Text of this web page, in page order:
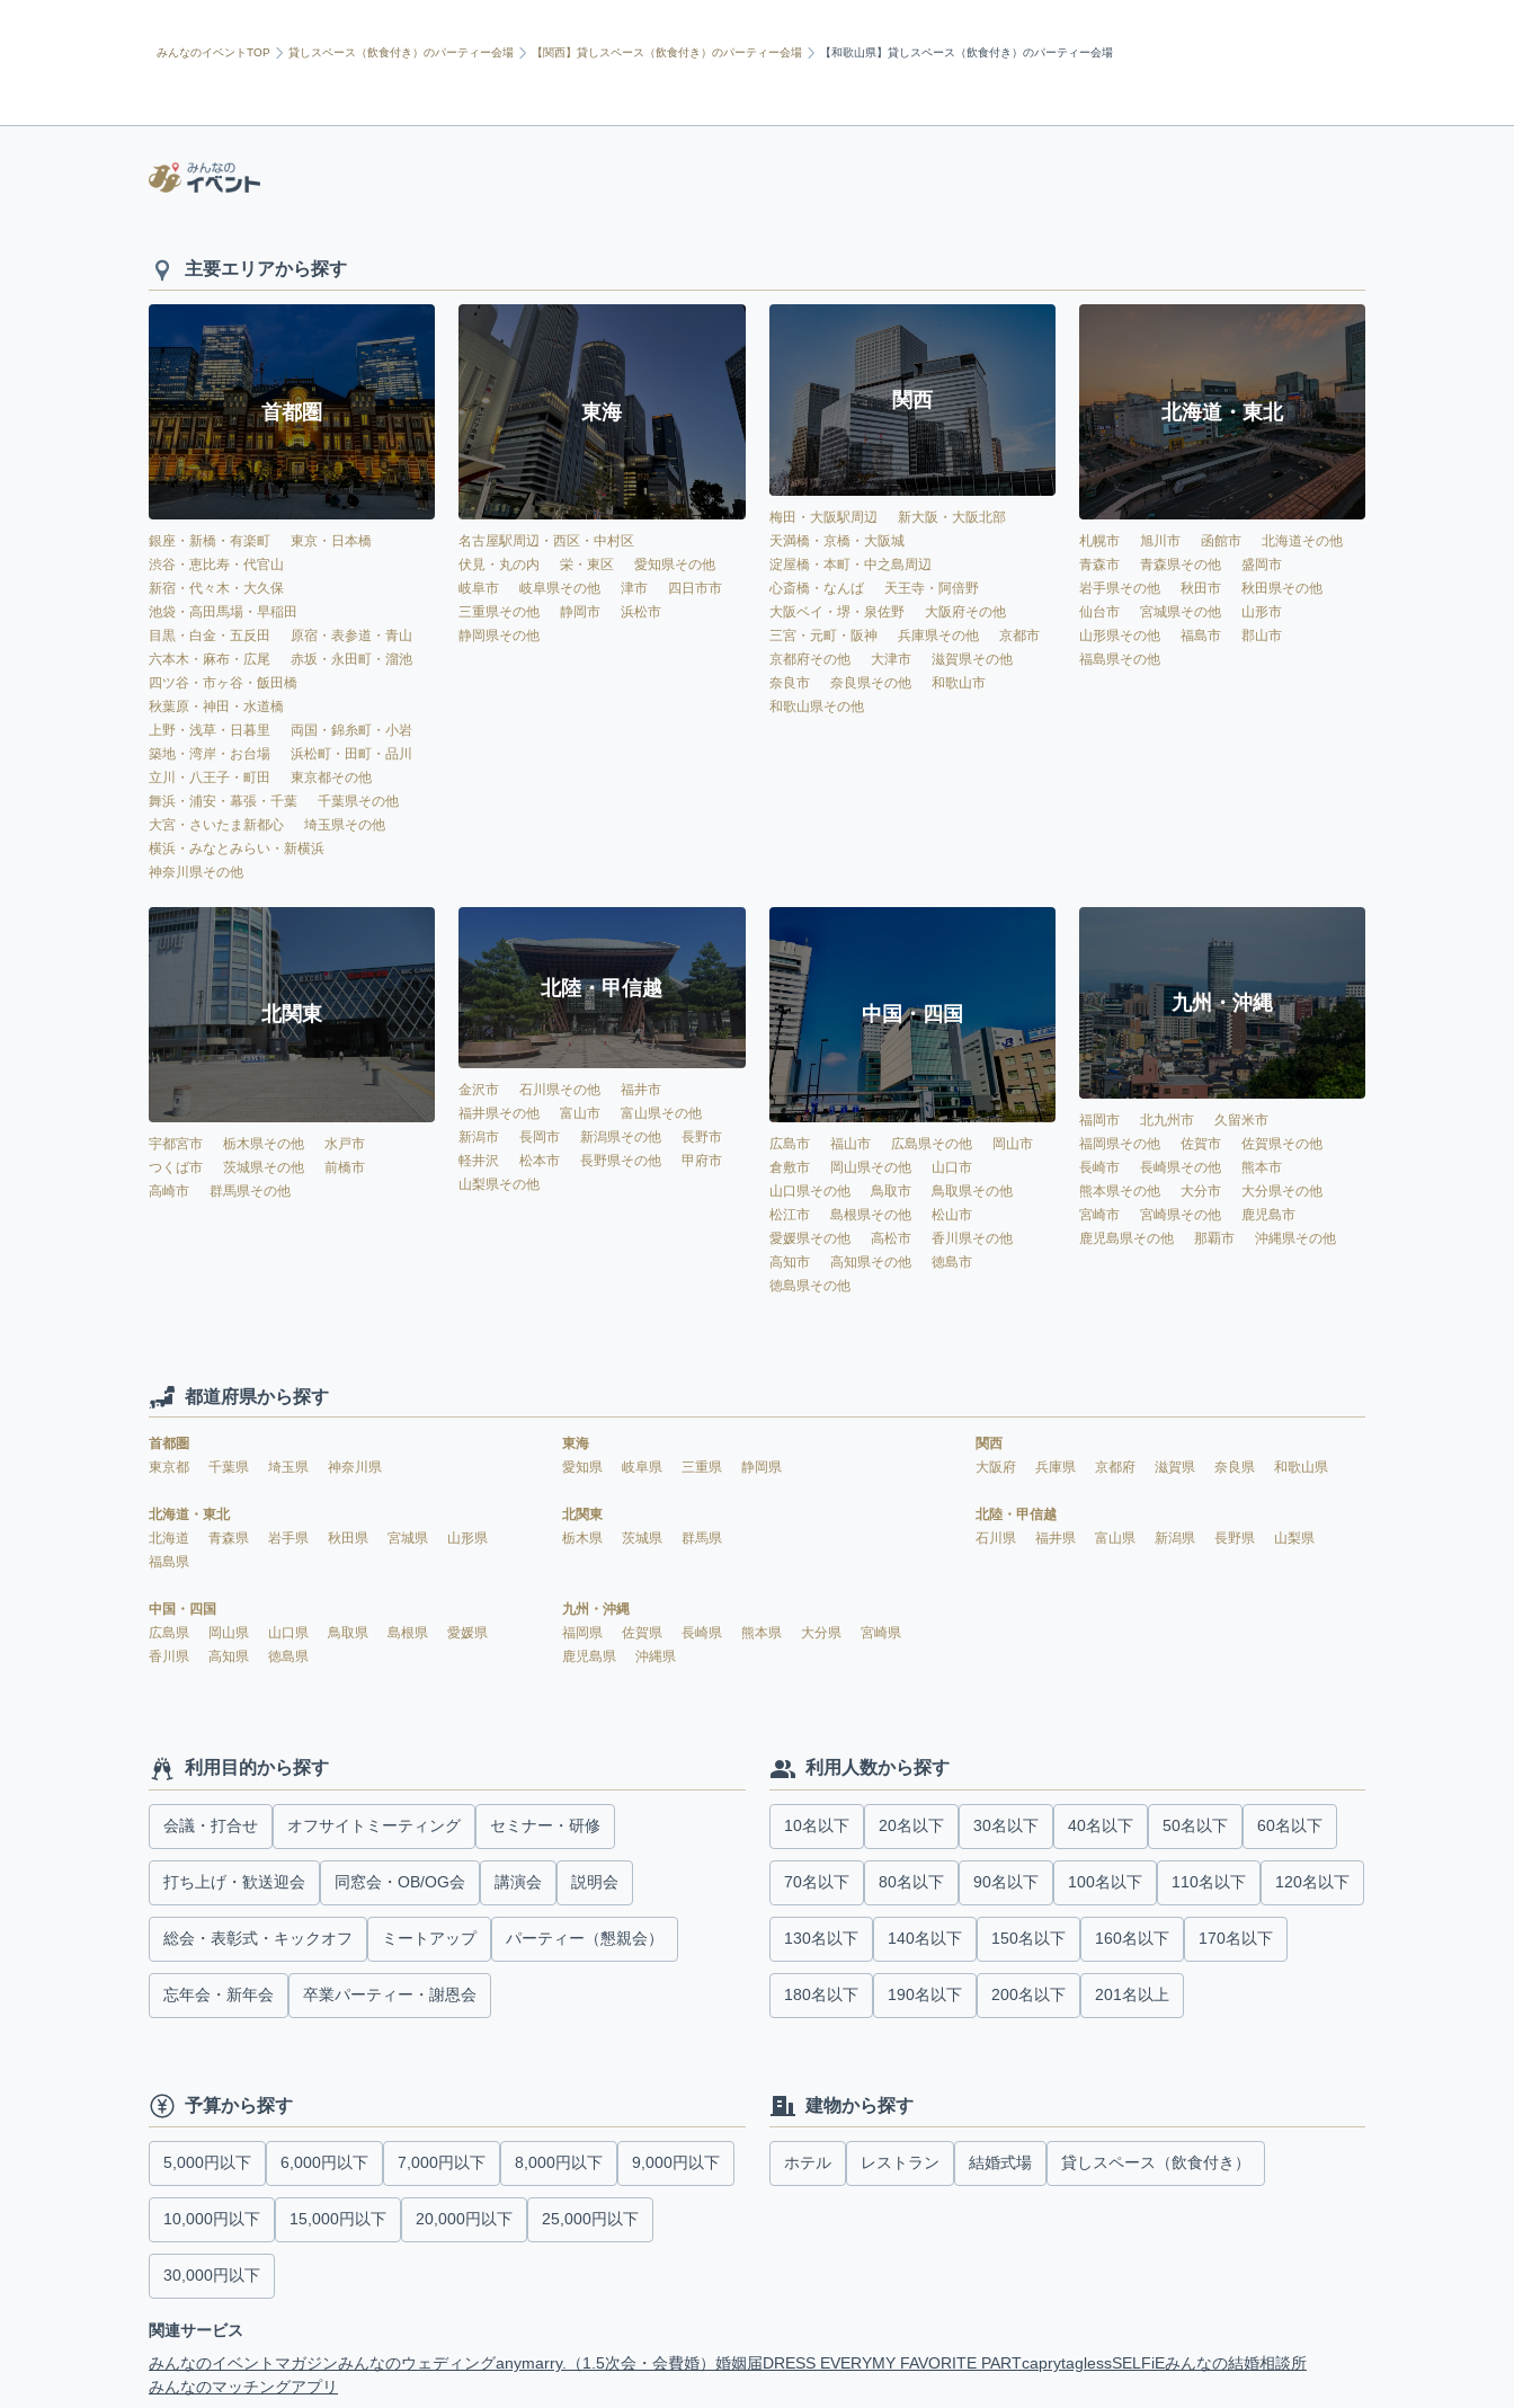
みんなのイベントTOP 貸しスペース（飲食付き）のパーティー会場 【関西】貸しスペース（飲食付き）のパーティー会場 【和歌山県】貸しスペース（飲食付き）のパーティー会場
主要エリアから探す
首都圏
銀座・新橋・有楽町
東京・日本橋
渋谷・恵比寿・代官山
新宿・代々木・大久保
池袋・高田馬場・早稲田
目黒・白金・五反田
原宿・表参道・青山
六本木・麻布・広尾
赤坂・永田町・溜池
四ツ谷・市ヶ谷・飯田橋
秋葉原・神田・水道橋
上野・浅草・日暮里
両国・錦糸町・小岩
築地・湾岸・お台場
浜松町・田町・品川
立川・八王子・町田
東京都その他
舞浜・浦安・幕張・千葉
千葉県その他
大宮・さいたま新都心
埼玉県その他
横浜・みなとみらい・新横浜
神奈川県その他
東海
名古屋駅周辺・西区・中村区
伏見・丸の内
栄・東区
愛知県その他
岐阜市
岐阜県その他 津市
四日市市
三重県その他
静岡市
浜松市
静岡県その他
関西
梅田・大阪駅周辺
新大阪・大阪北部
天満橋・京橋・大阪城
淀屋橋・本町・中之島周辺
心斎橋・なんば
天王寺・阿倍野
大阪ベイ・堺・泉佐野
大阪府その他
三宮・元町・阪神
兵庫県その他
京都市
京都府その他
大津市
滋賀県その他
奈良市
奈良県その他
和歌山市
和歌山県その他
北海道・東北
札幌市 旭川市 函館市
北海道その他
青森市
青森県その他
盛岡市
岩手県その他
秋田市
秋田県その他
仙台市
宮城県その他
山形市
山形県その他
福島市
郡山市
福島県その他
北関東
宇都宮市 栃木県その他
水戸市
つくば市
茨城県その他
前橋市
高崎市
群馬県その他
北陸・甲信越
金沢市 石川県その他
福井市
福井県その他
富山市
富山県その他
新潟市
長岡市 新潟県その他
長野市
軽井沢
松本市 長野県その他
甲府市
山梨県その他
中国・四国
広島市 福山市 広島県その他
岡山市
倉敷市
岡山県その他
山口市
山口県その他
鳥取市
鳥取県その他
松江市
島根県その他
松山市
愛媛県その他
高松市
香川県その他
高知市
高知県その他
徳島市
徳島県その他
九州・沖縄
福岡市 北九州市
久留米市
福岡県その他
佐賀市
佐賀県その他
長崎市
長崎県その他
熊本市
熊本県その他
大分市
大分県その他
宮崎市
宮崎県その他
鹿児島市
鹿児島県その他
那覇市 沖縄県その他
都道府県から探す
首都圏
東京都
千葉県 埼玉県 神奈川県
東海
愛知県
岐阜県 三重県 静岡県
関西
大阪府
兵庫県 京都府 滋賀県 奈良県 和歌山県
北海道・東北
北海道
青森県 岩手県 秋田県 宮城県
山形県
福島県
北関東
栃木県
茨城県 群馬県
北陸・甲信越
石川県
福井県 富山県 新潟県 長野県 山梨県
中国・四国
広島県
岡山県 山口県 鳥取県 島根県
愛媛県
香川県
高知県 徳島県
九州・沖縄
福岡県
佐賀県 長崎県 熊本県 大分県
宮崎県
鹿児島県
沖縄県
利用目的から探す
会議・打合せ オフサイトミーティング セミナー・研修
打ち上げ・歓送迎会 同窓会・OB/OG会 講演会 説明会
総会・表彰式・キックオフ ミートアップ パーティー（懇親会）
忘年会・新年会 卒業パーティー・謝恩会
利用人数から探す
10名以下 20名以下 30名以下 40名以下 50名以下 60名以下
70名以下 80名以下 90名以下 100名以下 110名以下 120名以下
130名以下 140名以下 150名以下 160名以下 170名以下
180名以下 190名以下 200名以下 201名以上
予算から探す
5,000円以下 6,000円以下 7,000円以下 8,000円以下 9,000円以下
10,000円以下 15,000円以下 20,000円以下 25,000円以下
30,000円以下
建物から探す
ホテル レストラン 結婚式場 貸しスペース（飲食付き）
関連サービス
みんなのイベントマガジンみんなのウェディングanymarry.（1.5次会・会費婚） 婚姻届DRESS EVERYMY FAVORITE PARTcaprytaglessSELFiEみんなの結婚相談所
みんなのマッチングアプリ